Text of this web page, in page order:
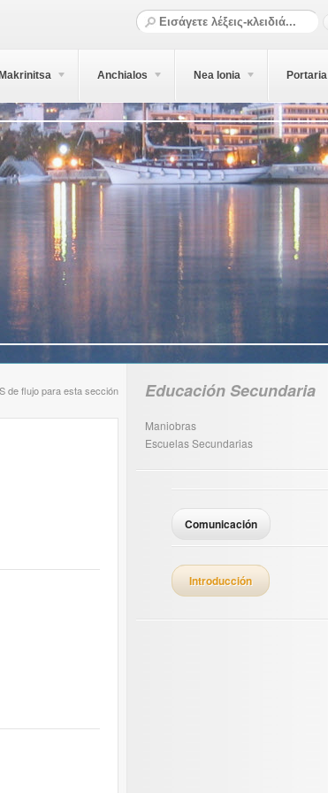
Makrinitsa Anchialos Nea Ionia Portaria
de flujo para esta sección Educación Secundaria
Maniobras
Escuelas Secundarias
Comunicación
Introducción